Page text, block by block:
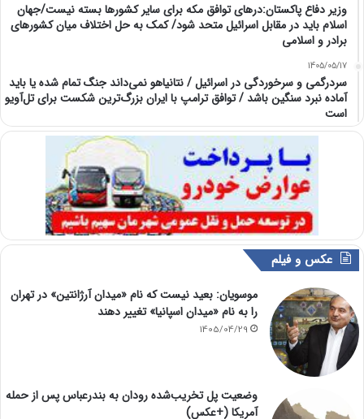
وزیر دفاع پاکستان:درهای توافق مکه برای سایر کشورها بسته نیست/جهان
اسلام باید در مقابل اسرائیل متحد شود/ کمک به حل اختلاف میان کشورهای
برادر و اسلامی
1405/05/17
سردرگمی و سرخوردگی در اسرائیل / نتانیاهو نمی‌داند جنگ تمام شده یا باید
آماده نبرد سنگین باشد / توافق ترامپ با ایران بزرگ‌ترین شکست برای تل‌آویو
است
عکس و فیلم
موسویان: بعید نیست که نام «میدان آرژانتین» در تهران
را به نام «میدان اسپانیا» تغییر دهند
1405/04/29
وضعیت پل تخریب‌شده رودان به بندرعباس پس از حمله
آمریکا (+عکس)